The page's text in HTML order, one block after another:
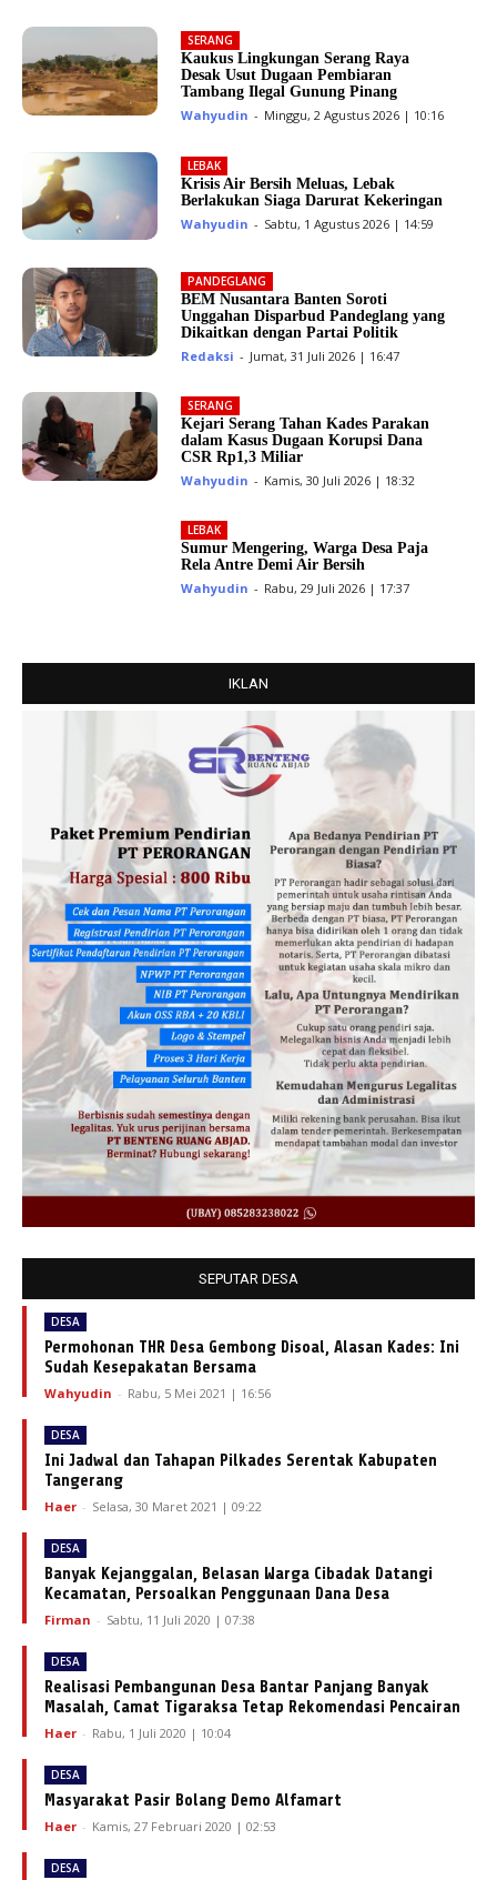
SERANG
Kaukus Lingkungan Serang Raya
Desak Usut Dugaan Pembiaran
Tambang Ilegal Gunung Pinang
Wahyudin - Minggu, 2 Agustus 2026 | 10:16
LEBAK
Krisis Air Bersih Meluas, Lebak
Berlakukan Siaga Darurat Kekeringan
Wahyudin - Sabtu, 1 Agustus 2026 | 14:59
PANDEGLANG
BEM Nusantara Banten Soroti
Unggahan Disparbud Pandeglang yang
Dikaitkan dengan Partai Politik
Redaksi - Jumat, 31 Juli 2026 | 16:47
SERANG
Kejari Serang Tahan Kades Parakan
dalam Kasus Dugaan Korupsi Dana
CSR Rp1,3 Miliar
Wahyudin - Kamis, 30 Juli 2026 | 18:32
LEBAK
Sumur Mengering, Warga Desa Paja
Rela Antre Demi Air Bersih
Wahyudin - Rabu, 29 Juli 2026 | 17:37
IKLAN
SEPUTAR DESA
DESA
Permohonan THR Desa Gembong Disoal, Alasan Kades: Ini
Sudah Kesepakatan Bersama
Wahyudin - Rabu, 5 Mei 2021 | 16:56
DESA
Ini Jadwal dan Tahapan Pilkades Serentak Kabupaten
Tangerang
Haer - Selasa, 30 Maret 2021 | 09:22
DESA
Banyak Kejanggalan, Belasan Warga Cibadak Datangi
Kecamatan, Persoalkan Penggunaan Dana Desa
Firman - Sabtu, 11 Juli 2020 | 07:38
DESA
Realisasi Pembangunan Desa Bantar Panjang Banyak
Masalah, Camat Tigaraksa Tetap Rekomendasi Pencairan
Haer - Rabu, 1 Juli 2020 | 10:04
DESA
Masyarakat Pasir Bolang Demo Alfamart
Haer - Kamis, 27 Februari 2020 | 02:53
DESA